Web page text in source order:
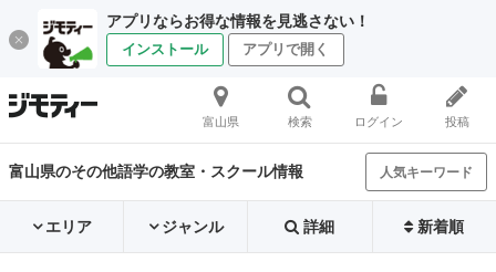
アプリならお得な情報を見逃さない！
インストール アプリで開く
富山県 検索 ログイン 投稿
富山県のその他語学の教室・スクール情報 人気キーワード
エリア ジャンル 詳細 新着順